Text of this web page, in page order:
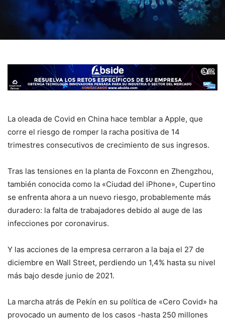
La oleada de Covid en China hace temblar a Apple, que
corre el riesgo de romper la racha positiva de 14
trimestres consecutivos de crecimiento de sus ingresos.
Tras las tensiones en la planta de Foxconn en Zhengzhou,
también conocida como la «Ciudad del iPhone», Cupertino
se enfrenta ahora a un nuevo riesgo, probablemente más
duradero: la falta de trabajadores debido al auge de las
infecciones por coronavirus.
Y las acciones de la empresa cerraron a la baja el 27 de
diciembre en Wall Street, perdiendo un 1,4% hasta su nivel
más bajo desde junio de 2021.
La marcha atrás de Pekín en su política de «Cero Covid» ha
provocado un aumento de los casos -hasta 250 millones